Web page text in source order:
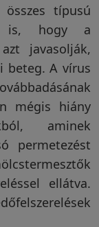
összes típusú
is, hogy a
javasolják,
beteg. A vírus
mégis hiány
aminek
permetezést
ellátva.